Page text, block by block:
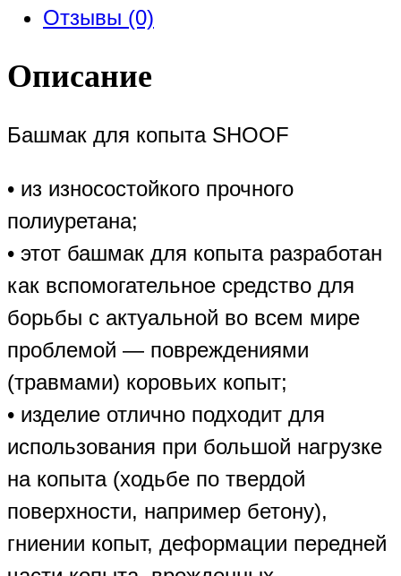
Отзывы (0)
Описание
Башмак для копыта SHOOF
• из износостойкого прочного
полиуретана;
• этот башмак для копыта разработан
как вспомогательное средство для
борьбы с актуальной во всем мире
проблемой — повреждениями
(травмами) коровьих копыт;
• изделие отлично подходит для
использования при большой нагрузке
на копыта (ходьбе по твердой
поверхности, например бетону),
гниении копыт, деформации передней